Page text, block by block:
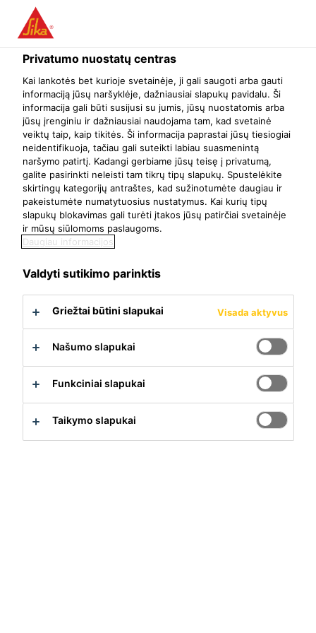
Menu
Pasidaryk pats
Grindys Sienos
Privatumo nuostatų centras
Kai lankotės bet kurioje svetainėje, ji gali saugoti arba gauti
informaciją jūsų naršyklėje, dažniausiai slapukų pavidalu. Ši
informacija gali būti susijusi su jumis, jūsų nuostatomis arba
jūsų įrenginiu ir dažniausiai naudojama tam, kad svetainė
veiktų taip, kaip tikitės. Ši informacija paprastai jūsų tiesiogiai
neidentifikuoja, tačiau gali suteikti labiau suasmenintą
naršymo patirtį. Kadangi gerbiame jūsų teisę į privatumą,
galite pasirinkti neleisti tam tikrų tipų slapukų. Spustelėkite
skirtingų kategorijų antraštes, kad sužinotumėte daugiau ir
pakeistumėte numatytuosius nustatymus. Kai kurių tipų
slapukų blokavimas gali turėti įtakos jūsų patirčiai svetainėje
ir mūsų siūlomoms paslaugoms.
Daugiau informacijos
Valdyti sutikimo parinktis
Griežtai būtini slapukai Visada aktyvus
Našumo slapukai
Funkciniai slapukai
Taikymo slapukai